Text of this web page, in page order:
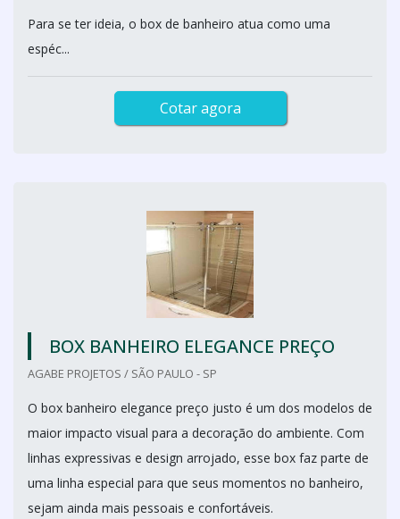
Para se ter ideia, o box de banheiro atua como uma
espéc...
Cotar agora
BOX BANHEIRO ELEGANCE PREÇO
AGABE PROJETOS / SÃO PAULO - SP
O box banheiro elegance preço justo é um dos modelos de
maior impacto visual para a decoração do ambiente. Com
linhas expressivas e design arrojado, esse box faz parte de
uma linha especial para que seus momentos no banheiro,
sejam ainda mais pessoais e confortáveis.